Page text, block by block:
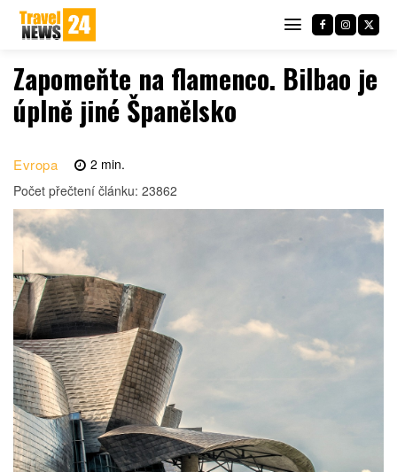
Zapomeňte na flamenco. Bilbao je
úplně jiné Španělsko
Evropa 2 min.
Počet přečtení článku: 23862